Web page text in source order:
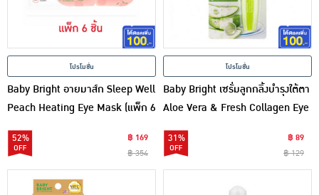
โปรโมชั่น
Baby Bright อายมาส์ก Sleep Well
Peach Heating Eye Mask (แพ็ก 6
52%
฿ 169
฿ 354
โปรโมชั่น
Baby Bright เซรั่มลูกกลิ้งบำรุงใต้ตา
Aloe Vera & Fresh Collagen Eye
31%
฿ 89
฿ 129